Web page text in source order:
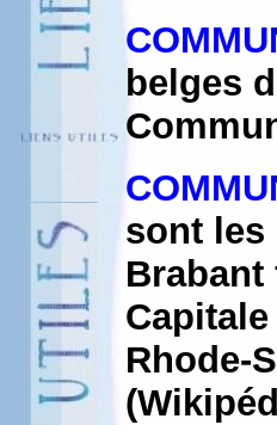
belges
sont les
Rhode-